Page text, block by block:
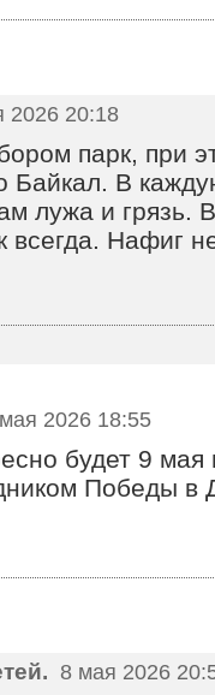
2026 20:18
парк, при
Байкал. В
лужа и грязь.
всегда. Нафиг
2026 18:55
будет 9 мая
Победы в
8 мая 2026